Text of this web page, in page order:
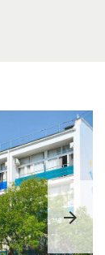
arrow_forward